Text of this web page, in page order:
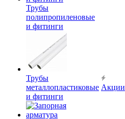
Трубы
полипропиленовые
и фитинги
Трубы
металлопластиковые
и фитинги
Акции